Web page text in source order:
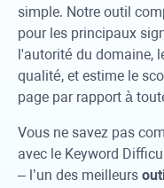
simple. Notre outil
pour les principaux
l'autorité du domaine,
qualité, et estime le
page par rapport à
Vous ne savez pas
avec le Keyword
– l’un des meilleurs